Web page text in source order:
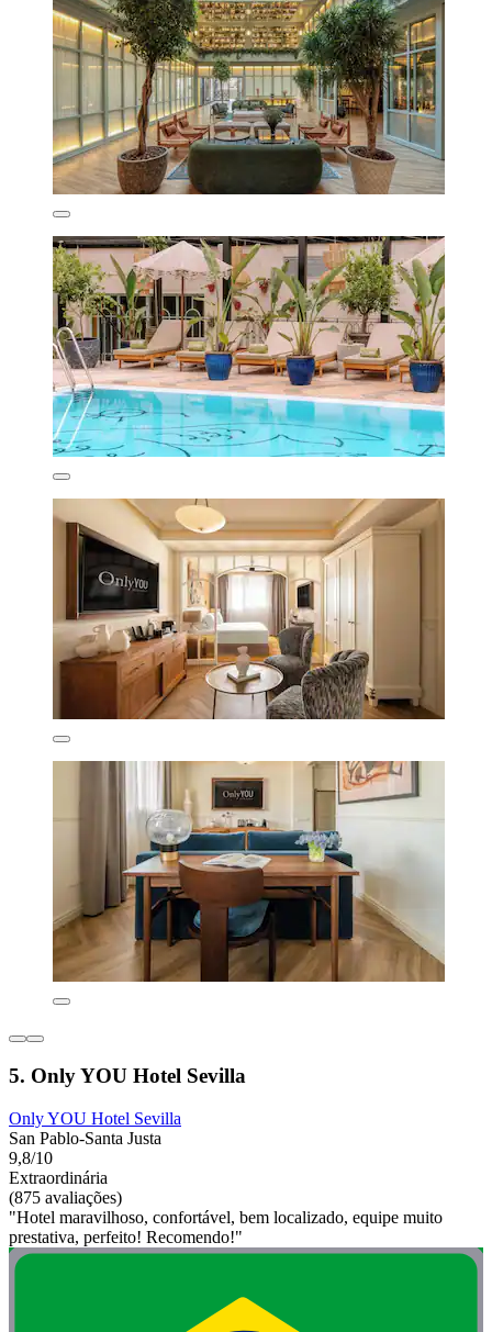
5. Only YOU Hotel Sevilla
Only YOU Hotel Sevilla
San Pablo-Santa Justa
9,8/10
Extraordinária
(875 avaliações)
"Hotel maravilhoso, confortável, bem localizado, equipe muito
prestativa, perfeito! Recomendo!"